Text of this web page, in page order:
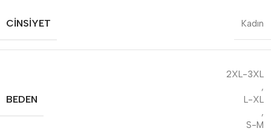
CINSIYET Kadın
BEDEN
2XL-3XL
,
L-XL
,
S-M